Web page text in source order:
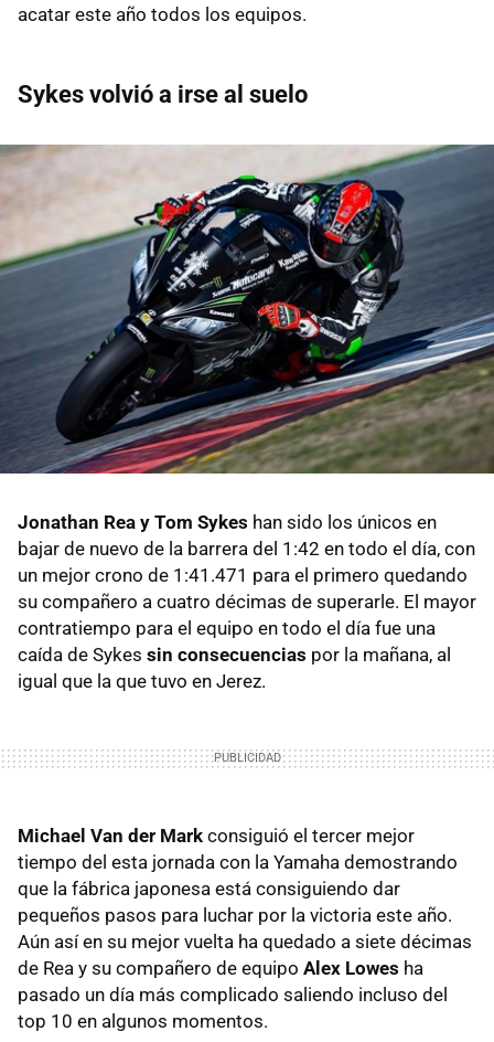
acatar este año todos los equipos.
Sykes volvió a irse al suelo
Jonathan Rea y Tom Sykes han sido los únicos en
bajar de nuevo de la barrera del 1:42 en todo el día, con
un mejor crono de 1:41.471 para el primero quedando
su compañero a cuatro décimas de superarle. El mayor
contratiempo para el equipo en todo el día fue una
caída de Sykes sin consecuencias por la mañana, al
igual que la que tuvo en Jerez.
Michael Van der Mark consiguió el tercer mejor
tiempo del esta jornada con la Yamaha demostrando
que la fábrica japonesa está consiguiendo dar
pequeños pasos para luchar por la victoria este año.
Aún así en su mejor vuelta ha quedado a siete décimas
de Rea y su compañero de equipo Alex Lowes ha
pasado un día más complicado saliendo incluso del
top 10 en algunos momentos.